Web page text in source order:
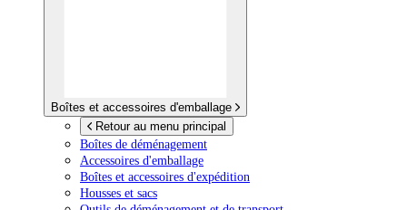
Boîtes et accessoires d'emballage
Retour au menu principal
Boîtes de déménagement
Accessoires d'emballage
Boîtes et accessoires d'expédition
Housses et sacs